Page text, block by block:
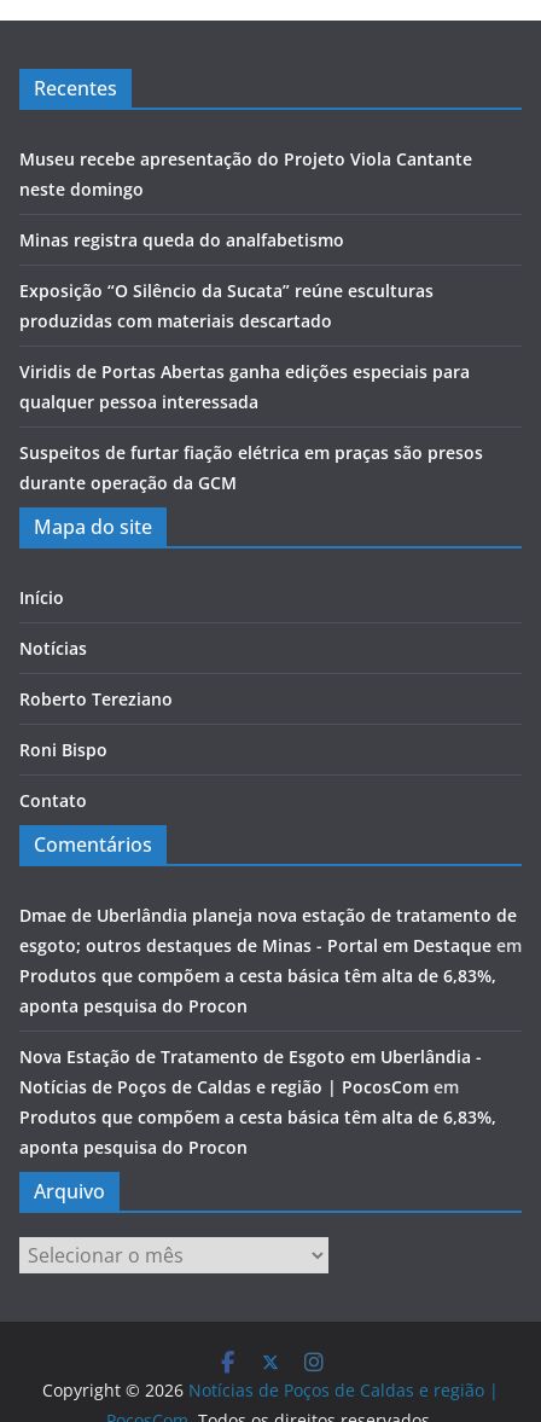
Recentes
Museu recebe apresentação do Projeto Viola Cantante
neste domingo
Minas registra queda do analfabetismo
Exposição “O Silêncio da Sucata” reúne esculturas
produzidas com materiais descartado
Viridis de Portas Abertas ganha edições especiais para
qualquer pessoa interessada
Suspeitos de furtar fiação elétrica em praças são presos
durante operação da GCM
Mapa do site
Início
Notícias
Roberto Tereziano
Roni Bispo
Contato
Comentários
Dmae de Uberlândia planeja nova estação de tratamento de
esgoto; outros destaques de Minas - Portal em Destaque em
Produtos que compõem a cesta básica têm alta de 6,83%,
aponta pesquisa do Procon
Nova Estação de Tratamento de Esgoto em Uberlândia -
Notícias de Poços de Caldas e região | PocosCom em
Produtos que compõem a cesta básica têm alta de 6,83%,
aponta pesquisa do Procon
Arquivo
Arquivo
Copyright © 2026 Notícias de Poços de Caldas e região |